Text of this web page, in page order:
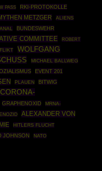
PASS RKI-PROTOKOLLE
METZGER ALIENS
BUNDESWEHR
COMMITTEE
ROBERT
WOLFGANG
MICHAEL BALLWEG
EVENT 201
PLAUEN
BITWIG
CORONA-
GRAPHENOXID
MRNA-
ALEXANDER VON
HITLERS FLUCHT
JOHNSON
NATO